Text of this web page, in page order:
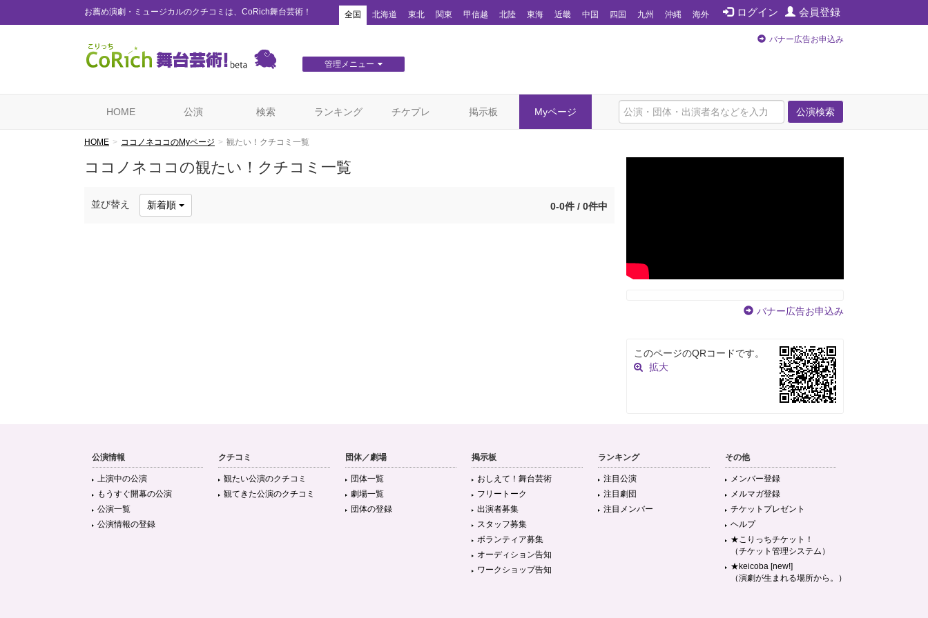
お薦め演劇・ミュージカルのクチコミは、CoRich舞台芸術！ ログイン 会員登録
全国 北海道 東北 関東 甲信越 北陸 東海 近畿 中国 四国 九州 沖縄 海外
管理メニュー
バナー広告お申込み
公演検索
HOME 公演 検索 ランキング チケプレ 掲示板 Myページ
HOME ココノネココのMyページ 観たい！クチコミ一覧
ココノネココの観たい！クチコミ一覧
並び替え 新着順 0-0件 / 0件中
バナー広告お申込み
このページのQRコードです。
拡大
公演情報
上演中の公演
もうすぐ開幕の公演
公演一覧
公演情報の登録
クチコミ
観たい公演のクチコミ
観てきた公演のクチコミ
団体／劇場
団体一覧
劇場一覧
団体の登録
掲示板
おしえて！舞台芸術
フリートーク
出演者募集
スタッフ募集
ボランティア募集
オーディション告知
ワークショップ告知
ランキング
注目公演
注目劇団
注目メンバー
その他
メンバー登録
メルマガ登録
チケットプレゼント
ヘルプ
★こりっちチケット！
（チケット管理システム）
★keicoba [new!]
（演劇が生まれる場所から。）